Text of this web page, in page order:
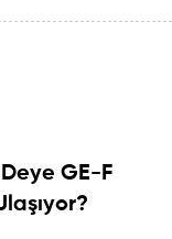
GE-F